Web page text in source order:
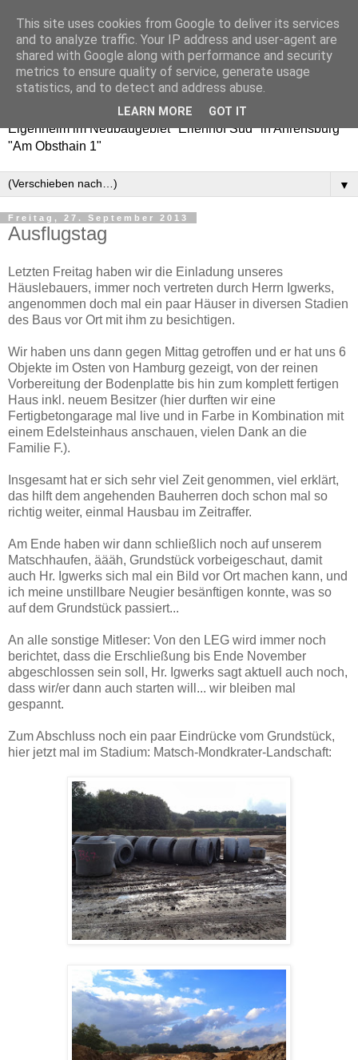
Erlenhof 38 - Auf nach
Ahrensburg!
Baublog / Bautagebuch über den Weg zu unserem
Eigenheim im Neubaugebiet "Erlenhof Süd" in Ahrensburg
"Am Obsthain 1"
▼
Freitag, 27. September 2013
Ausflugstag
Letzten Freitag haben wir die Einladung unseres
Häuslebauers, immer noch vertreten durch Herrn Igwerks,
angenommen doch mal ein paar Häuser in diversen Stadien
des Baus vor Ort mit ihm zu besichtigen.
Wir haben uns dann gegen Mittag getroffen und er hat uns 6
Objekte im Osten von Hamburg gezeigt, von der reinen
Vorbereitung der Bodenplatte bis hin zum komplett fertigen
Haus inkl. neuem Besitzer (hier durften wir eine
Fertigbetongarage mal live und in Farbe in Kombination mit
einem Edelsteinhaus anschauen, vielen Dank an die
Familie F.).
Insgesamt hat er sich sehr viel Zeit genommen, viel erklärt,
das hilft dem angehenden Bauherren doch schon mal so
richtig weiter, einmal Hausbau im Zeitraffer.
Am Ende haben wir dann schließlich noch auf unserem
Matschhaufen, äääh, Grundstück vorbeigeschaut, damit
auch Hr. Igwerks sich mal ein Bild vor Ort machen kann, und
ich meine unstillbare Neugier besänftigen konnte, was so
auf dem Grundstück passiert...
An alle sonstige Mitleser: Von den LEG wird immer noch
berichtet, dass die Erschließung bis Ende November
abgeschlossen sein soll, Hr. Igwerks sagt aktuell auch noch,
dass wir/er dann auch starten will... wir bleiben mal
gespannt.
Zum Abschluss noch ein paar Eindrücke vom Grundstück,
hier jetzt mal im Stadium: Matsch-Mondkrater-Landschaft:
This site uses cookies from Google to deliver its services
and to analyze traffic. Your IP address and user-agent are
shared with Google along with performance and security
metrics to ensure quality of service, generate usage
statistics, and to detect and address abuse.
LEARN MORE GOT IT